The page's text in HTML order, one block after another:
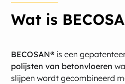
Wat is
BECOSAN® is een
polijsten van betonvloeren
slijpen wordt gecombineerd